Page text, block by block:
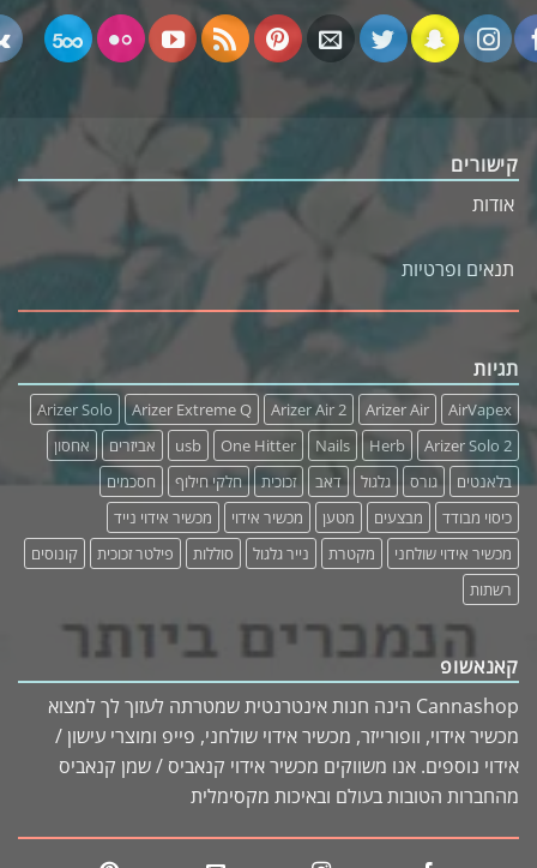
קאנאשופ
Cannashop הינה חנות אינטרנטית שמטרתה לעזוך לך למצוא
מכשיר אידוי, וופורייזר, מכשיר אידוי שולחני, פייפ ומוצרי עישון /
אידוי נוספים. אנו משווקים מכשיר אידוי קנאביס / שמן קנאביס
מהחברות הטובות בעולם ובאיכות מקסימלית
תגיות
AirVapex
Arizer Air
Arizer Air 2
Arizer Extreme Q
Arizer Solo
Arizer Solo 2
Herb
Nails
One Hitter
usb אביזרים
אחסון
בלאנטים
גורס גלגול דאב זכוכית חלקי חילוף
חסכמים
כיסוי מבודד
מבצעים מטען מכשיר אידוי
מכשיר אידוי נייד
מכשיר אידוי שולחני
מקטרת נייר גלגול סוללות פילטר זכוכית
קונוסים
רשתות
קישורים
אודות
תנאים ופרטיות